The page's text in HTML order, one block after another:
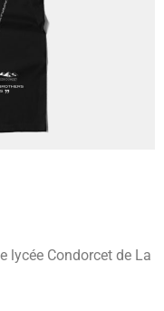
lycée Condorcet de La